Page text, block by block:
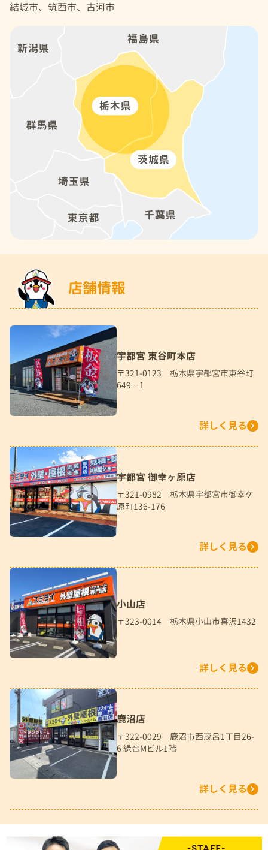
結城市、筑西市、古河市
店舗情報
宇都宮 東谷町本店
〒321-0123 栃木県宇都宮市東谷町
649－1
詳しく見る
宇都宮 御幸ヶ原店
〒321-0982 栃木県宇都宮市御幸ケ
原町136-176
詳しく見る
小山店
〒323-0014 栃木県小山市喜沢1432
詳しく見る
鹿沼店
〒322-0029 鹿沼市西茂呂1丁目26-
6 緑台Mビル1階
詳しく見る